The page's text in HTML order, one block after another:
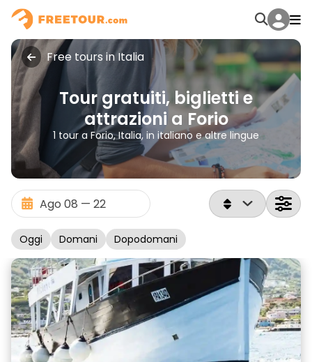
Free tours in Italia
Tour gratuiti, biglietti e
attrazioni a Forio
1 tour a Forio, Italia, in italiano e altre lingue
Oggi Domani Dopodomani